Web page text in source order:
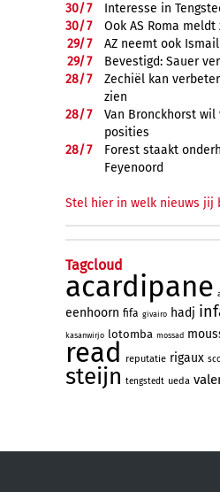
30/7
Interesse in
30/7
Ook AS Roma meldt
29/7
AZ neemt ook
29/7
Bevestigd: Sauer
28/7
Zechiël kan
zien
28/7
Van Bronckhorst
posities
28/7
Forest staakt
Feyenoord
Stel hier in welk nieuws jij
Tagcloud
acardipane
eenhoorn fifa givairo hadj
kasanwirjo lotomba mossad
read reputatie rigaux
steijn tengstedt ueda